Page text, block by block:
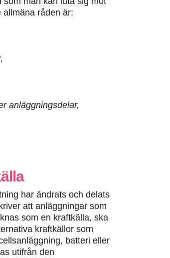
råden är:
anläggningsdelar,
har ändrats och delats
att anläggningar som
som en kraftkälla, ska
kraftkällor som
batteri eller
utifrån den